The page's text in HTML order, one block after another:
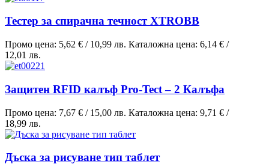
Тестер за спирачна течност XTROBB
Промо цена: 5,62 € / 10,99 лв. Каталожна цена: 6,14 € /
12,01 лв.
Защитен RFID калъф Pro-Tect – 2 Калъфа
Промо цена: 7,67 € / 15,00 лв. Каталожна цена: 9,71 € /
18,99 лв.
Дъска за рисуване тип таблет